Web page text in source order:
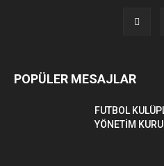
POPÜLER MESAJLAR
FUTBOL
YÖNETİM